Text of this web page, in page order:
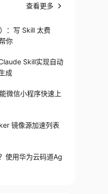
查看更多
：写 Skill 太费
你
Skill实现自动
成
微信小程序快速上
镜像源加速列表
使用华为云码道Ag